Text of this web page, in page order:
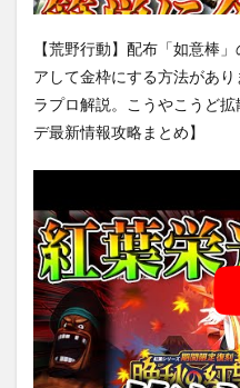
【荒野行動】配布「如意棒
アして金枠にする方法があ
ラプロ解説。こうやこうど
デ最新情報攻略まとめ】